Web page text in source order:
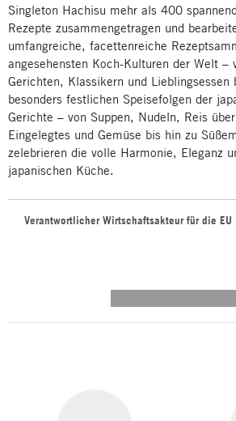
Singleton Hachisu mehr als 400
Rezepte zusammengetragen und
umfangreiche, facettenreiche
angesehensten Koch-Kulturen der Welt –
Gerichten, Klassikern und Lieblingsessen
besonders festlichen Speisefolgen der
Gerichte – von Suppen, Nudeln, Reis
Eingelegtes und Gemüse bis hin zu
zelebrieren die volle Harmonie, Eleganz
japanischen Küche.
Verantwortlicher Wirtschaftsakteur für die EU